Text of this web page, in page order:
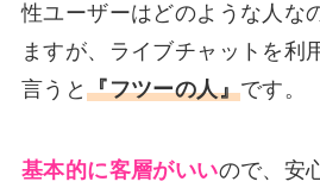
性ユーザーはどのような人な
ますが、ライブチャットを利
言うと『フツーの人』です。
基本的に客層がいいので、安